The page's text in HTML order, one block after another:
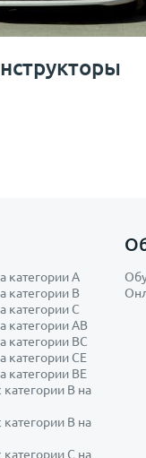
категории A
категории B
категории С
категории AB
категории ВС
категории CE
категории ВЕ
В на
B на
С на